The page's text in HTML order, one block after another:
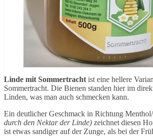
Linde mit Sommertracht ist eine hellere
Sommertracht. Die Bienen standen hier im
Linden, was man auch schmecken kann.
Ein deutlicher Geschmack in Richtung
durch den Nektar der Linde) zeichnet diesen
ist etwas sandiger auf der Zunge, als bei der